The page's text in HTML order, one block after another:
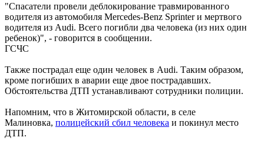
"Спасатели провели деблокирование травмированного
водителя из автомобиля Mercedes-Benz Sprinter и мертвого
водителя из Audi. Всего погибли два человека (из них один
ребенок)", - говорится в сообщении.
ГСЧС
Также пострадал еще один человек в Audi. Таким образом,
кроме погибших в аварии еще двое пострадавших.
Обстоятельства ДТП устанавливают сотрудники полиции.
Напомним, что в Житомирской области, в селе
Малиновка, полицейский сбил человека и покинул место
ДТП.